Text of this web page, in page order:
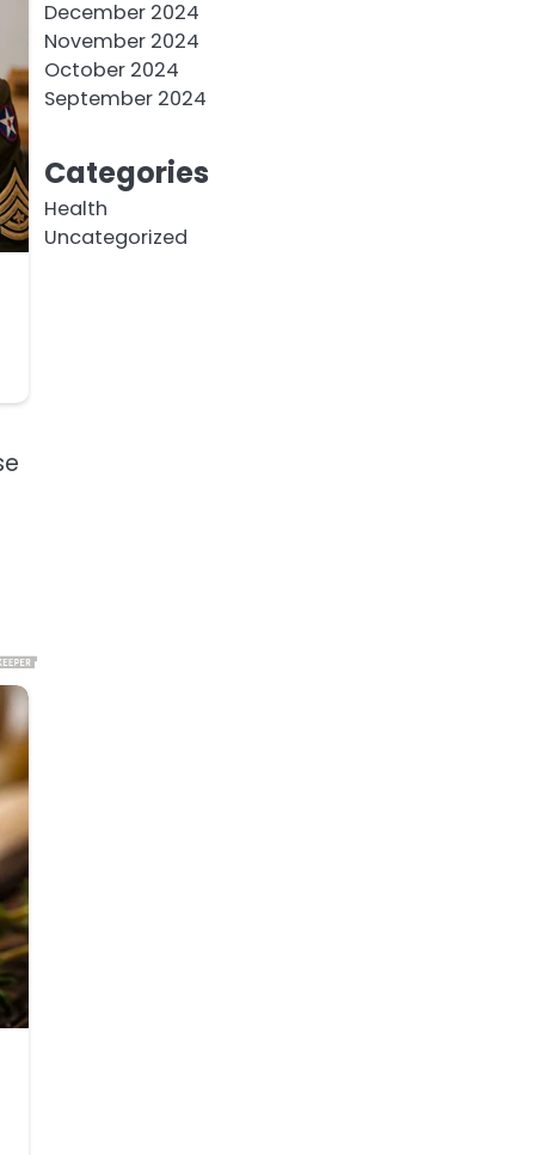
December 2024
November 2024
October 2024
September 2024
Categories
Health
Uncategorized